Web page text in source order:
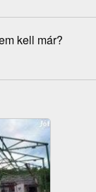
kell már?